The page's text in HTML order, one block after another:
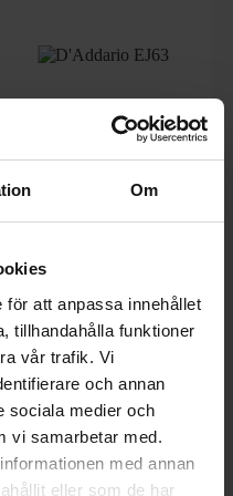
Om
för att anpassa innehållet
tillhandahålla funktioner
vår trafik. Vi
och annan
sociala medier och
vi samarbetar med.
med annan
eller som de har
tilltalande tenorbanjoset, är
79 kr
store local_shipping
D'Addario